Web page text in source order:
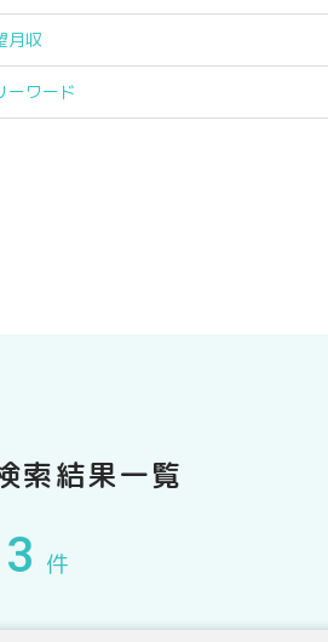
月収
ーワード
索結果一覧
3 件